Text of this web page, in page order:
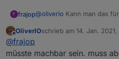
F frajop@oliverio
obendrüber!? Oder
Offline
OliverIOschrieb am 14. Jan. 2021,
zuletzt editiert von
@frajop
müsste machbar sein. muss